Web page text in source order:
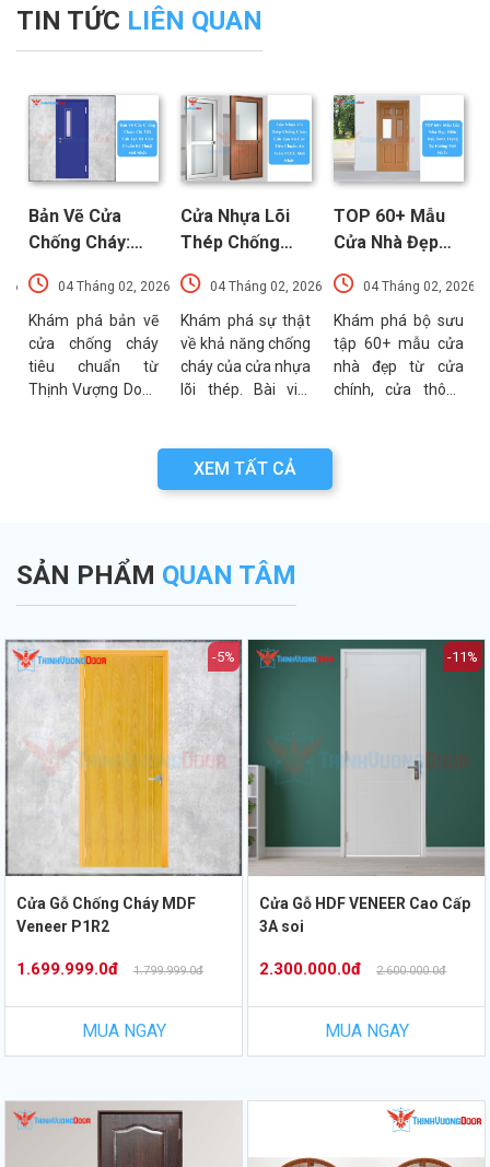
TIN TỨC LIÊN QUAN
Bản Vẽ Cửa
Chống Cháy:
Chi Tiết Cấu
Tạo Và Tiêu
Chuẩn Kỹ Thuật
Mới Nhất
04 Tháng 02, 2026
Khám phá bản vẽ
cửa chống cháy
tiêu chuẩn từ
Thịnh Vượng Door.
sơ đồ cấu tạo và
các lưu ý quan
Cửa Nhựa Lõi
Thép Chống
Cháy: Cấu Tạo
Và Các Tiêu
Chuẩn An Toàn
PCCC Mới Nhất
04 Tháng 02, 2026
Khám phá sự thật
về khả năng chống
cháy của cửa nhựa
lõi thép. Bài viết
và các tiêu chuẩn
TOP 60+ Mẫu
Cửa Nhà Đẹp
Hiện Đại, Sang
Trọng Xu
Hướng Mới Nhất
04 Tháng 02, 2026
Khám phá bộ sưu
tập 60+ mẫu cửa
nhà đẹp từ cửa
chính, cửa thông
XEM TẤT CẢ
SẢN PHẨM QUAN TÂM
-5%
Cửa Gỗ Chống Cháy MDF
Veneer P1R2
1.699.999.0đ 1.799.999.0đ
MUA NGAY
-11%
Cửa Gỗ HDF VENEER Cao Cấp
3A soi
2.300.000.0đ 2.600.000.0đ
MUA NGAY